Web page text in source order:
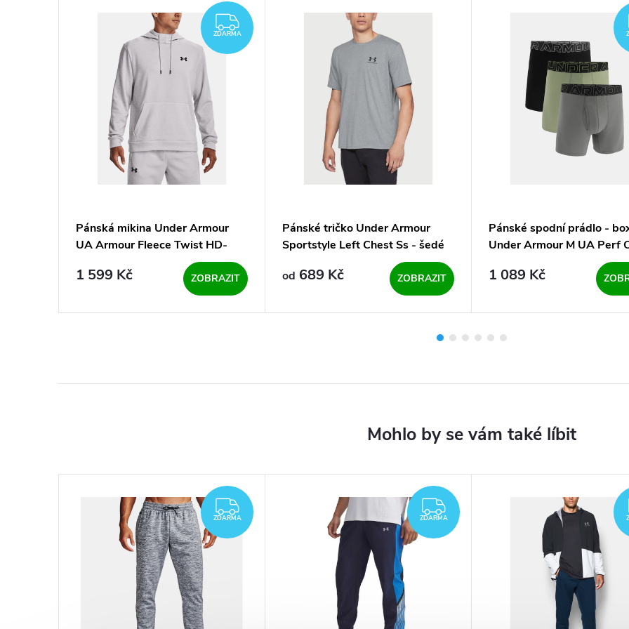
ZDARMA
ZDARMA
Pánská mikina Under Armour
UA Armour Fleece Twist HD-
1 599 Kč ZOBRAZIT
Pánské tričko Under Armour
Sportstyle Left Chest Ss - šedé
od 689 Kč ZOBRAZIT
Pánské spodní prádlo -
Under Armour M UA Perf
6in-GRN - mix (3 kusy)
1 089 Kč
ZDARMA
ZDARMA
ZDARMA
ZDARMA